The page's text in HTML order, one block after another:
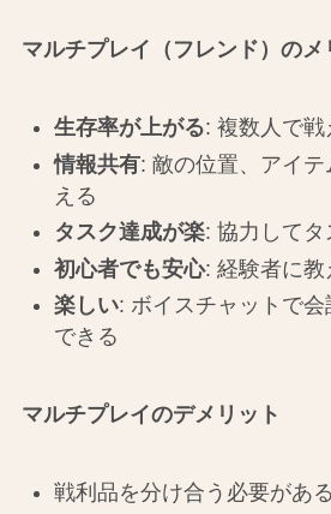
マルチプレイ（フレンド）のメ
生存率が上がる: 複数人で戦
情報共有: 敵の位置、アイ
える
タスク達成が楽: 協力してタ
初心者でも安心: 経験者に教
楽しい: ボイスチャットで会
できる
マルチプレイのデメリット
戦利品を分け合う必要がある